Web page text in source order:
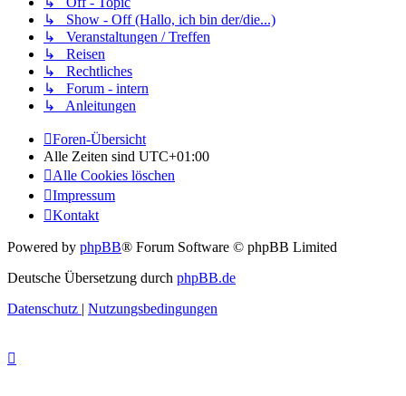
↳ Show - Off (Hallo, ich bin der/die...)
↳ Veranstaltungen / Treffen
↳ Reisen
↳ Rechtliches
↳ Forum - intern
↳ Anleitungen
Foren-Übersicht
Alle Zeiten sind UTC+01:00
Alle Cookies löschen
Impressum
Kontakt
Powered by phpBB® Forum Software © phpBB Limited
Deutsche Übersetzung durch phpBB.de
Datenschutz | Nutzungsbedingungen